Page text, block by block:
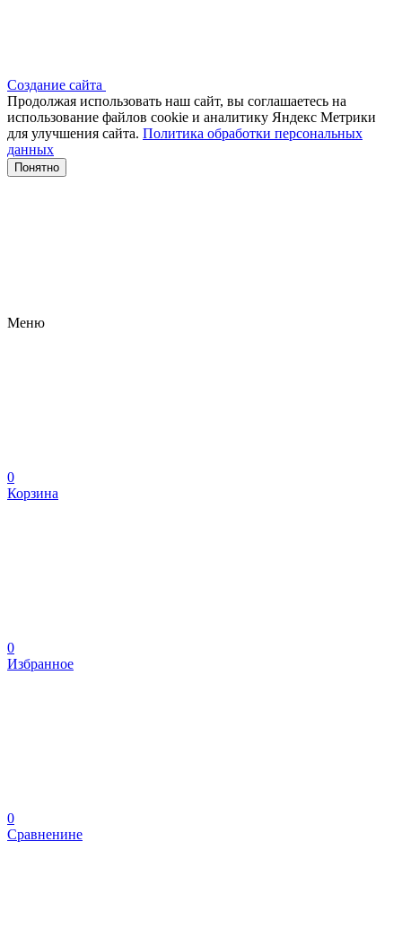
Создание сайта
Продолжая использовать наш сайт, вы соглашаетесь на
использование файлов сооkіе и аналитику Яндекс Метрики
для улучшения сайта. Политика обработки персональных
данных
Понятно
Меню
0
Корзина
0
Избранное
0
Сравненине